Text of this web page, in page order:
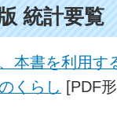
統計要覧
本書を利用す
くらし [PDF